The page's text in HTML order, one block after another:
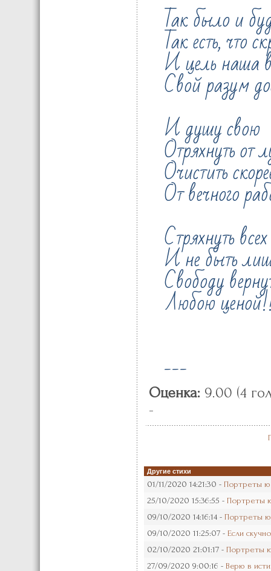
Так было и
Так есть, что
И цель наша
Свой разум
И душу свою
Отряхнуть от
Очистить
От вечного
Стряхнуть
И не быть
Свободу
Любою
---
Оценка: 9.00 (4
-
Другие стихи
01/11/2020 14:21:30 - Портреты
25/10/2020 15:36:55 - Портреты
09/10/2020 14:16:14 - Портреты
09/10/2020 11:25:07 - Если
02/10/2020 21:01:17 - Портреты
27/09/2020 9:00:16 - Верю в